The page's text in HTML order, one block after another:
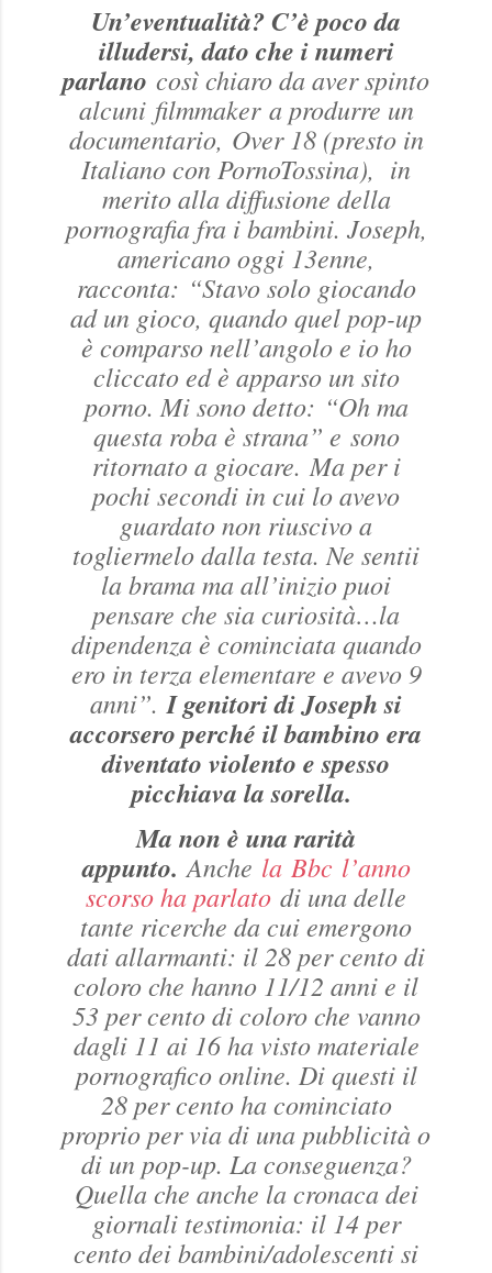
Un’eventualità? C’è poco da
illudersi, dato che i numeri
parlano così chiaro da aver spinto
alcuni filmmakera produrre un
documentario, Over 18 (presto in
Italiano con PornoTossina), in
merito alla diffusione della
pornografia fra i bambini. Joseph,
americano oggi 13enne,
racconta: “Stavo solo giocando
ad un gioco, quando quel pop-up
è comparso nell’angolo e io ho
cliccato ed è apparso un sito
porno. Mi sono detto: “Oh ma
questa roba è strana” e sono
ritornato a giocare. Ma per i
pochi secondi in cui lo avevo
guardato non riuscivo a
togliermelo dalla testa. Ne sentii
la brama ma all’inizio puoi
pensare che sia curiosità…la
dipendenza è cominciata quando
ero in terza elementare e avevo 9
anni”. I genitori di Joseph si
accorsero perché il bambino era
diventato violento e spesso
picchiava la sorella.
Ma non è una rarità
appunto. Anche la Bbc l’anno
scorso ha parlato di una delle
tante ricerche da cui emergono
dati allarmanti: il 28 per cento di
coloro che hanno 11/12 anni e il
53 per cento di coloro che vanno
dagli 11 ai 16 ha visto materiale
pornografico online. Di questi il
28 per cento ha cominciato
proprio per via di una pubblicità o
di un pop-up. La conseguenza?
Quella che anche la cronaca dei
giornali testimonia: il 14 per
cento dei bambini/adolescenti si